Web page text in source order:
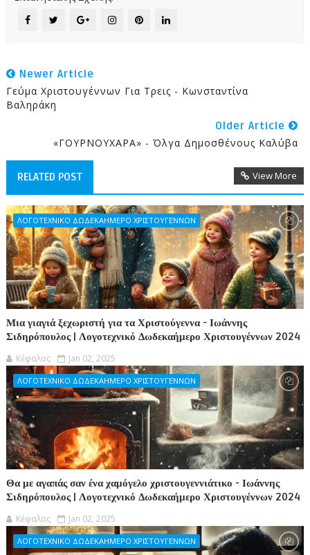
Newer Article
Γεύμα Χριστουγέννων Για Τρεις - Κωνσταντίνα
Βαληράκη
Older Article
«ΓΟΥΡΝΟΥΧΑΡΑ» - Όλγα Δημοσθένους Καλύβα
RELATED POST View More
ΛΟΓΟΤΕΧΝΙΚΟ ΔΩΔΕΚΑΗΜΕΡΟ ΧΡΙΣΤΟΥΓΕΝΝΩΝ
Μια γιαγιά ξεχωριστή για τα Χριστούγεννα - Ιωάννης
Σιδηρόπουλος | Λογοτεχνικό Δωδεκαήμερο Χριστουγέννων 2024
Κέφαλος Jan 02, 2025
ΛΟΓΟΤΕΧΝΙΚΟ ΔΩΔΕΚΑΗΜΕΡΟ ΧΡΙΣΤΟΥΓΕΝΝΩΝ
Θα με αγαπάς σαν ένα χαμόγελο χριστουγεννιάτικο - Ιωάννης
Σιδηρόπουλος | Λογοτεχνικό Δωδεκαήμερο Χριστουγέννων 2024
Κέφαλος Jan 02, 2025
ΛΟΓΟΤΕΧΝΙΚΟ ΔΩΔΕΚΑΗΜΕΡΟ ΧΡΙΣΤΟΥΓΕΝΝΩΝ